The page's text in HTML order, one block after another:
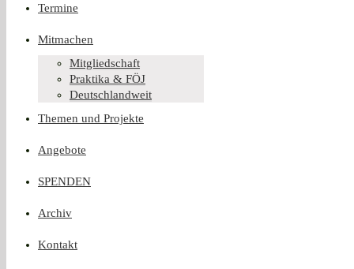
Termine
Mitmachen
Mitgliedschaft
Praktika & FÖJ
Deutschlandweit
Themen und Projekte
Angebote
SPENDEN
Archiv
Kontakt